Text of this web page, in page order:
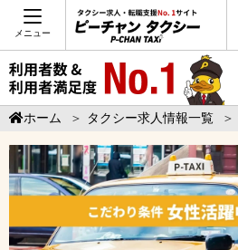
メニュー
ホーム ＞ タクシー求人情報一覧 ＞